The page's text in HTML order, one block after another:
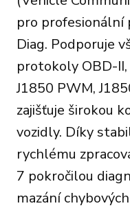
pro profesionální
Diag. Podporuje
protokoly OBD-
J1850 PWM,
zajišťuje širokou
vozidly. Díky
rychlému
7 pokročilou
mazání